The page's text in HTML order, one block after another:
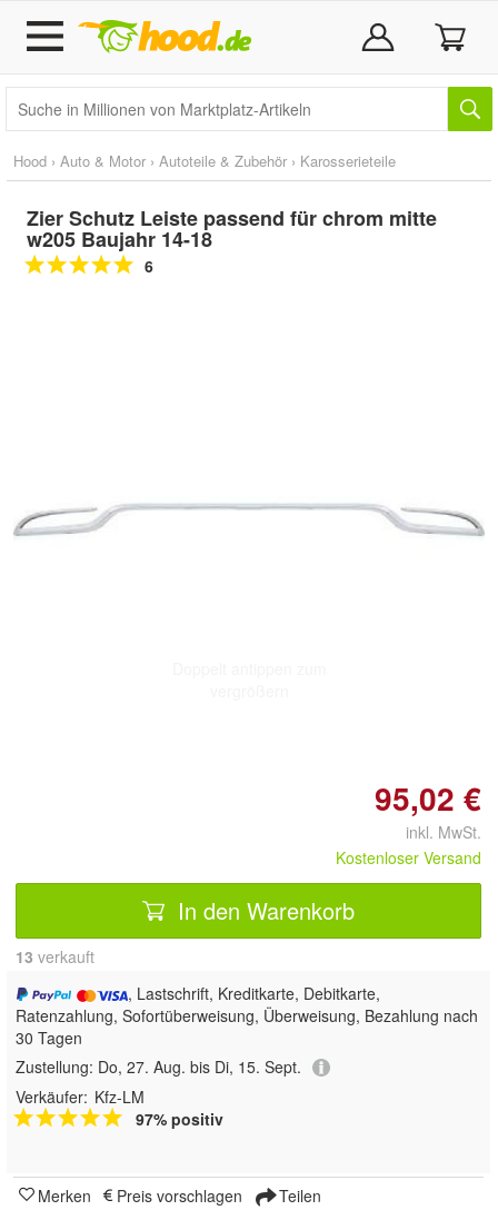
Hood › Auto & Motor › Autoteile & Zubehör › Karosserieteile
Zier Schutz Leiste passend für chrom mitte
w205 Baujahr 14-18
6
95,02 €
inkl. MwSt.
Kostenloser Versand
In den Warenkorb
13 verkauft
, Lastschrift, Kreditkarte, Debitkarte,
Ratenzahlung, Sofortüberweisung, Überweisung, Bezahlung nach
30 Tagen
Zustellung: Do, 27. Aug. bis Di, 15. Sept.
Verkäufer: Kfz-LM
97% positiv
Merken Preis vorschlagen Teilen